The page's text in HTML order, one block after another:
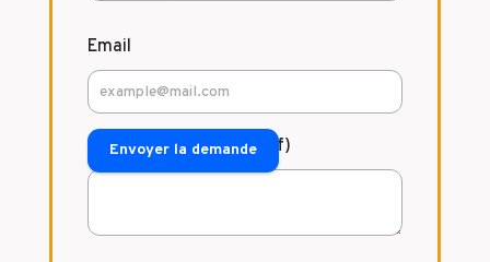
Email
Commentaire (facultatif)
Envoyer la demande